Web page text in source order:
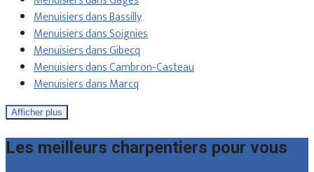
Menuisiers dans Bassilly
Menuisiers dans Soignies
Menuisiers dans Gibecq
Menuisiers dans Cambron-Casteau
Menuisiers dans Marcq
Afficher plus
Les meilleurs charpentiers pour vous